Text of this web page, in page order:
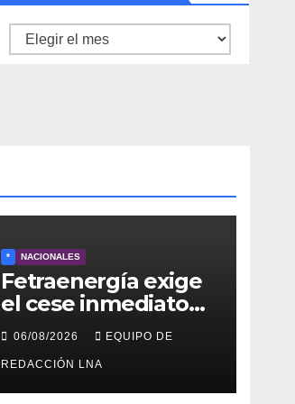
Archivo
* NACIONALES
Fetraenergía exige
el cese inmediato
de las violaciones a
los derechos
laborales en la
Industria Petrolera
06/08/2026 EQUIPO DE
REDACCIÓN LNA